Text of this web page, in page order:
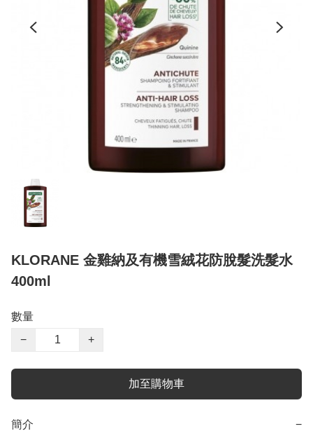
KLORANE 金雞納及有機雪絨花防脫髮洗髮水
400ml
數量
−
+
加至購物車
簡介 −